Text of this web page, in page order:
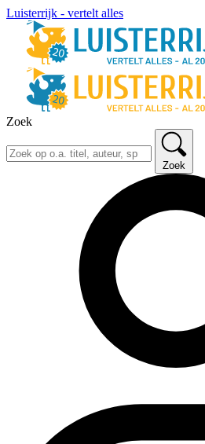
Luisterrijk - vertelt alles
Zoek
Zoek